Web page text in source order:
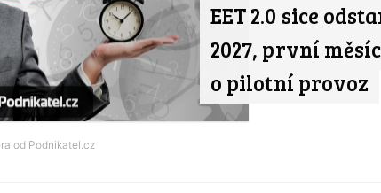
EET 2.0 sice
2027, první
o pilotní provoz
od Podnikatel.cz